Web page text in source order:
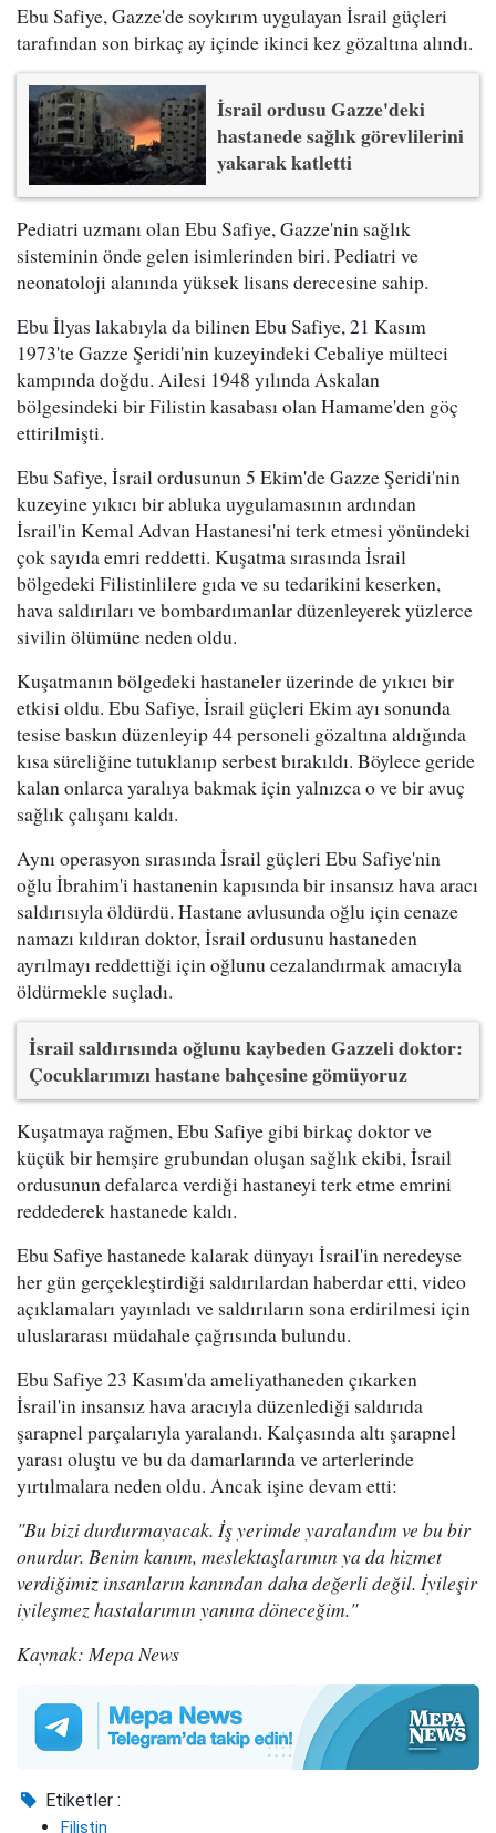
Ebu Safiye, Gazze'de soykırım uygulayan İsrail güçleri
tarafından son birkaç ay içinde ikinci kez gözaltına alındı.
İsrail ordusu Gazze'deki
hastanede sağlık görevlilerini
yakarak katletti
Pediatri uzmanı olan Ebu Safiye, Gazze'nin sağlık
sisteminin önde gelen isimlerinden biri. Pediatri ve
neonatoloji alanında yüksek lisans derecesine sahip.
Ebu İlyas lakabıyla da bilinen Ebu Safiye, 21 Kasım
1973'te Gazze Şeridi'nin kuzeyindeki Cebaliye mülteci
kampında doğdu. Ailesi 1948 yılında Askalan
bölgesindeki bir Filistin kasabası olan Hamame'den göç
ettirilmişti.
Ebu Safiye, İsrail ordusunun 5 Ekim'de Gazze Şeridi'nin
kuzeyine yıkıcı bir abluka uygulamasının ardından
İsrail'in Kemal Advan Hastanesi'ni terk etmesi yönündeki
çok sayıda emri reddetti. Kuşatma sırasında İsrail
bölgedeki Filistinlilere gıda ve su tedarikini keserken,
hava saldırıları ve bombardımanlar düzenleyerek yüzlerce
sivilin ölümüne neden oldu.
Kuşatmanın bölgedeki hastaneler üzerinde de yıkıcı bir
etkisi oldu. Ebu Safiye, İsrail güçleri Ekim ayı sonunda
tesise baskın düzenleyip 44 personeli gözaltına aldığında
kısa süreliğine tutuklanıp serbest bırakıldı. Böylece geride
kalan onlarca yaralıya bakmak için yalnızca o ve bir avuç
sağlık çalışanı kaldı.
Aynı operasyon sırasında İsrail güçleri Ebu Safiye'nin
oğlu İbrahim'i hastanenin kapısında bir insansız hava aracı
saldırısıyla öldürdü. Hastane avlusunda oğlu için cenaze
namazı kıldıran doktor, İsrail ordusunu hastaneden
ayrılmayı reddettiği için oğlunu cezalandırmak amacıyla
öldürmekle suçladı.
İsrail saldırısında oğlunu kaybeden Gazzeli doktor:
Çocuklarımızı hastane bahçesine gömüyoruz
Kuşatmaya rağmen, Ebu Safiye gibi birkaç doktor ve
küçük bir hemşire grubundan oluşan sağlık ekibi, İsrail
ordusunun defalarca verdiği hastaneyi terk etme emrini
reddederek hastanede kaldı.
Ebu Safiye hastanede kalarak dünyayı İsrail'in neredeyse
her gün gerçekleştirdiği saldırılardan haberdar etti, video
açıklamaları yayınladı ve saldırıların sona erdirilmesi için
uluslararası müdahale çağrısında bulundu.
Ebu Safiye 23 Kasım'da ameliyathaneden çıkarken
İsrail'in insansız hava aracıyla düzenlediği saldırıda
şarapnel parçalarıyla yaralandı. Kalçasında altı şarapnel
yarası oluştu ve bu da damarlarında ve arterlerinde
yırtılmalara neden oldu. Ancak işine devam etti:
"Bu bizi durdurmayacak. İş yerimde yaralandım ve bu bir
onurdur. Benim kanım, meslektaşlarımın ya da hizmet
verdiğimiz insanların kanından daha değerli değil. İyileşir
iyileşmez hastalarımın yanına döneceğim."
Kaynak: Mepa News
Etiketler :
Filistin